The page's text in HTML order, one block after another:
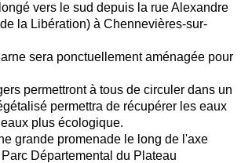
vers le sud depuis la rue Alexandre
la Libération) à Chennevières-sur-
sera ponctuellement aménagée pour
permettront à tous de circuler dans un
permettra de récupérer les eaux
plus écologique.
grande promenade le long de l'axe
Départemental du Plateau